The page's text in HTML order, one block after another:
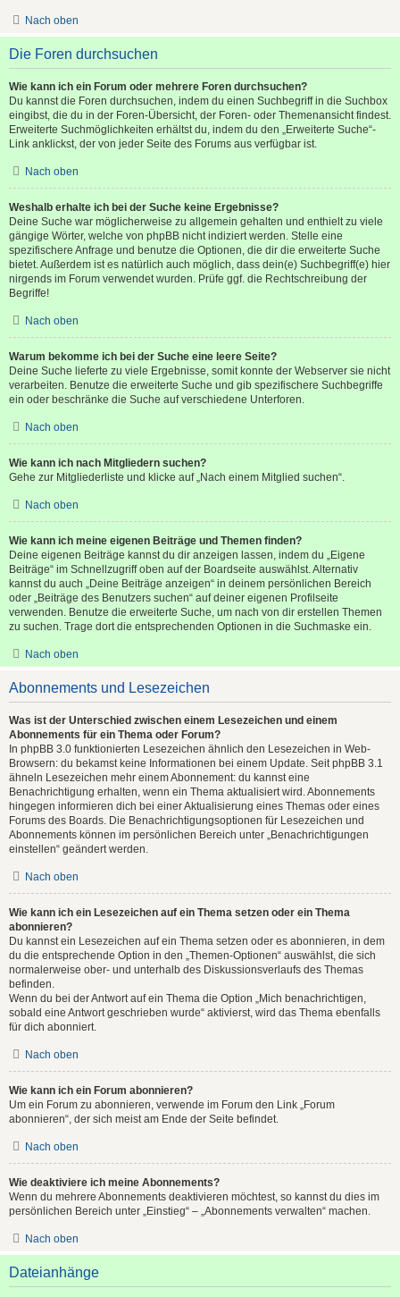
Nach oben
Die Foren durchsuchen
Wie kann ich ein Forum oder mehrere Foren durchsuchen?
Du kannst die Foren durchsuchen, indem du einen Suchbegriff in die Suchbox
eingibst, die du in der Foren-Übersicht, der Foren- oder Themenansicht findest.
Erweiterte Suchmöglichkeiten erhältst du, indem du den „Erweiterte Suche“-
Link anklickst, der von jeder Seite des Forums aus verfügbar ist.
Nach oben
Weshalb erhalte ich bei der Suche keine Ergebnisse?
Deine Suche war möglicherweise zu allgemein gehalten und enthielt zu viele
gängige Wörter, welche von phpBB nicht indiziert werden. Stelle eine
spezifischere Anfrage und benutze die Optionen, die dir die erweiterte Suche
bietet. Außerdem ist es natürlich auch möglich, dass dein(e) Suchbegriff(e) hier
nirgends im Forum verwendet wurden. Prüfe ggf. die Rechtschreibung der
Begriffe!
Nach oben
Warum bekomme ich bei der Suche eine leere Seite?
Deine Suche lieferte zu viele Ergebnisse, somit konnte der Webserver sie nicht
verarbeiten. Benutze die erweiterte Suche und gib spezifischere Suchbegriffe
ein oder beschränke die Suche auf verschiedene Unterforen.
Nach oben
Wie kann ich nach Mitgliedern suchen?
Gehe zur Mitgliederliste und klicke auf „Nach einem Mitglied suchen“.
Nach oben
Wie kann ich meine eigenen Beiträge und Themen finden?
Deine eigenen Beiträge kannst du dir anzeigen lassen, indem du „Eigene
Beiträge“ im Schnellzugriff oben auf der Boardseite auswählst. Alternativ
kannst du auch „Deine Beiträge anzeigen“ in deinem persönlichen Bereich
oder „Beiträge des Benutzers suchen“ auf deiner eigenen Profilseite
verwenden. Benutze die erweiterte Suche, um nach von dir erstellen Themen
zu suchen. Trage dort die entsprechenden Optionen in die Suchmaske ein.
Nach oben
Abonnements und Lesezeichen
Was ist der Unterschied zwischen einem Lesezeichen und einem
Abonnements für ein Thema oder Forum?
In phpBB 3.0 funktionierten Lesezeichen ähnlich den Lesezeichen in Web-
Browsern: du bekamst keine Informationen bei einem Update. Seit phpBB 3.1
ähneln Lesezeichen mehr einem Abonnement: du kannst eine
Benachrichtigung erhalten, wenn ein Thema aktualisiert wird. Abonnements
hingegen informieren dich bei einer Aktualisierung eines Themas oder eines
Forums des Boards. Die Benachrichtigungsoptionen für Lesezeichen und
Abonnements können im persönlichen Bereich unter „Benachrichtigungen
einstellen“ geändert werden.
Nach oben
Wie kann ich ein Lesezeichen auf ein Thema setzen oder ein Thema
abonnieren?
Du kannst ein Lesezeichen auf ein Thema setzen oder es abonnieren, in dem
du die entsprechende Option in den „Themen-Optionen“ auswählst, die sich
normalerweise ober- und unterhalb des Diskussionsverlaufs des Themas
befinden.
Wenn du bei der Antwort auf ein Thema die Option „Mich benachrichtigen,
sobald eine Antwort geschrieben wurde“ aktivierst, wird das Thema ebenfalls
für dich abonniert.
Nach oben
Wie kann ich ein Forum abonnieren?
Um ein Forum zu abonnieren, verwende im Forum den Link „Forum
abonnieren“, der sich meist am Ende der Seite befindet.
Nach oben
Wie deaktiviere ich meine Abonnements?
Wenn du mehrere Abonnements deaktivieren möchtest, so kannst du dies im
persönlichen Bereich unter „Einstieg“ – „Abonnements verwalten“ machen.
Nach oben
Dateianhänge